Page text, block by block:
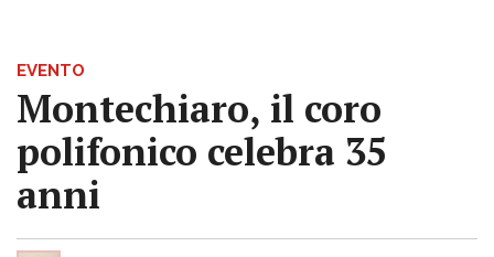
EVENTO
Montechiaro, il coro
polifonico celebra 35
anni